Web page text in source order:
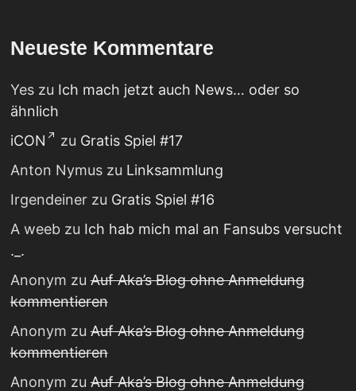
Neueste Kommentare
Yeszu Ich mach jetzt auch News… oder so
ähnlich
iCON
zu Gratis Spiel #17
Anton Nymuszu Linksammlung
Irgendeinerzu Gratis Spiel #16
A weebzu Ich hab mich mal an Fansubs versucht
._.
Anonym zuAuf Aka’s Blog ohne Anmeldung
kommentieren
Anonym zuAuf Aka’s Blog ohne Anmeldung
kommentieren
Anonym zuAuf Aka’s Blog ohne Anmeldung